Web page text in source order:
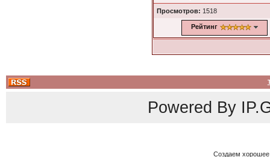
Просмотров: 1518
Рейтинг
Powered By
Создаем